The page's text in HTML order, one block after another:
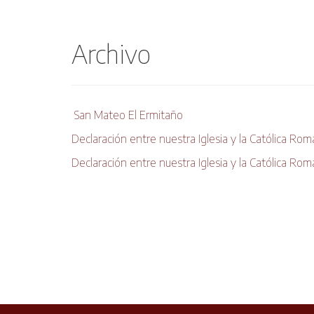
Archivo
San Mateo El Ermitaño
Declaración entre nuestra Iglesia y la Católica
Declaración entre nuestra Iglesia y la Católica